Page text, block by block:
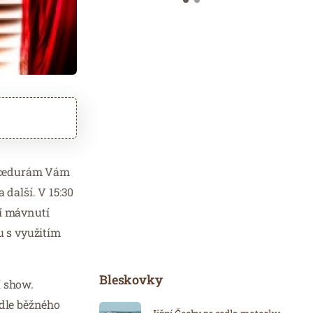
Vám
V 15:30
mávnutí
s využitím
běžného
Bleskovky